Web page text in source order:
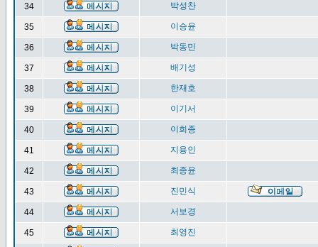
34 박성찬
35 이승윤
36 박동민
37 배기성
38 한재호
39 이기서
40 이희종
41 지용인
42 최종윤
43 진민식
44 서보경
45 최영진